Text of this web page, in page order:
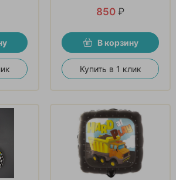
850 ₽
В корзину
Купить в 1 клик